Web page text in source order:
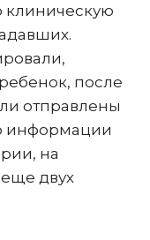
клиническую
после
отправлены
информации
на
еще двух